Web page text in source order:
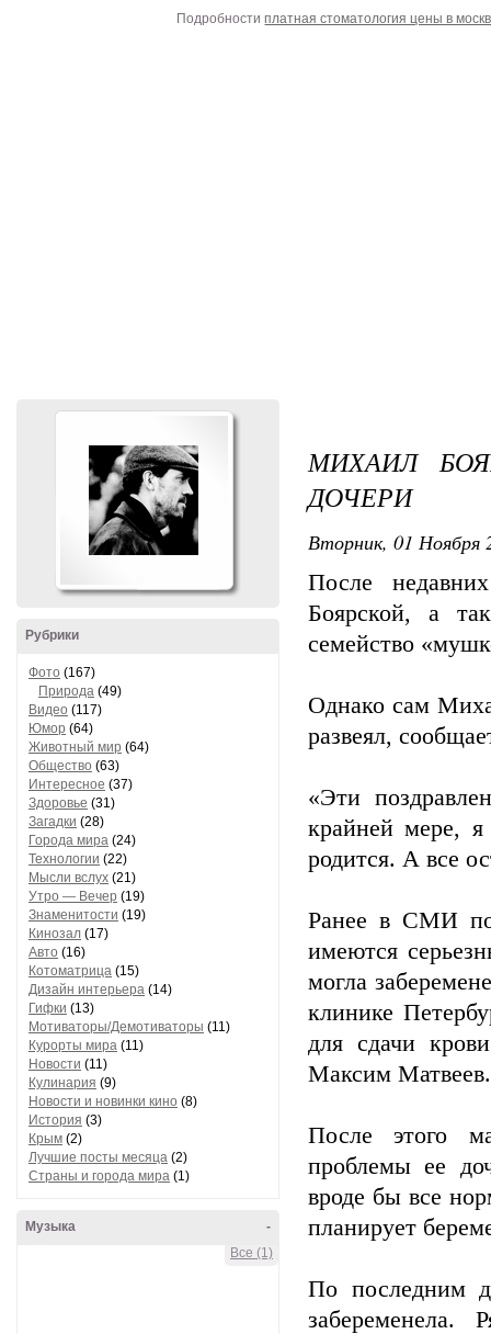
Подробностиплатная стоматология цены в
Рубрики
Фото (167)
Природа (49)
Видео (117)
Юмор (64)
Животный мир (64)
Общество (63)
Интересное (37)
Здоровье (31)
Загадки (28)
Города мира (24)
Технологии (22)
Мысли вслух (21)
Утро — Вечер (19)
Знаменитости (19)
Кинозал (17)
Авто (16)
Котоматрица (15)
Дизайн интерьера (14)
Гифки (13)
Мотиваторы/Демотиваторы (11)
Курорты мира (11)
Новости (11)
Кулинария (9)
Новости и новинки кино (8)
История (3)
Крым (2)
Лучшие посты месяца (2)
Страны и города мира (1)
-
Музыка
Все (1)
МИХАИЛ
ДОЧЕРИ
Вторник, 01 Ноября
После
Боярской, а
семейство
Однако сам
развеял,
«Эти
крайней мере,
родится. А все
Ранее в СМИ
имеются
могла
клинике
для сдачи
Максим Матвеев.
После этого
проблемы ее
вроде бы все
планирует
По последним